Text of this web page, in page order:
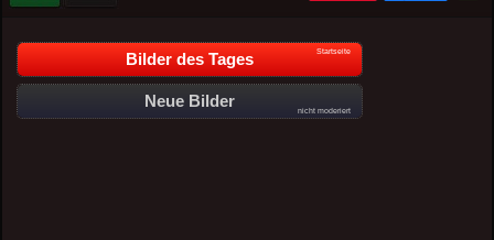
Bilder des Tages Startseite
Neue Bilder
nicht moderiert